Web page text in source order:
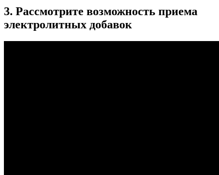
3. Рассмотрите возможность приема
электролитных добавок